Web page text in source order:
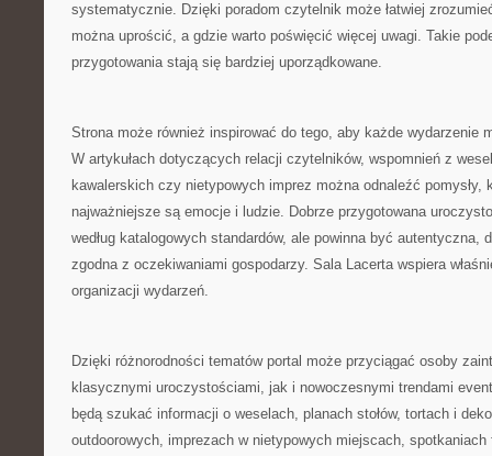
systematycznie. Dzięki poradom czytelnik może łatwiej
można uprościć, a gdzie warto poświęcić więcej uwagi. Takie
przygotowania stają się bardziej uporządkowane.
Strona może również inspirować do tego, aby każde wydarzenie
W artykułach dotyczących relacji czytelników, wspomnień z
kawalerskich czy nietypowych imprez można odnaleźć pomysły,
najważniejsze są emocje i ludzie. Dobrze przygotowana
według katalogowych standardów, ale powinna być autentyczna,
zgodna z oczekiwaniami gospodarzy. Sala Lacerta wspiera
organizacji wydarzeń.
Dzięki różnorodności tematów portal może przyciągać osoby
klasycznymi uroczystościami, jak i nowoczesnymi trendami
będą szukać informacji o weselach, planach stołów, tortach i
outdoorowych, imprezach w nietypowych miejscach,